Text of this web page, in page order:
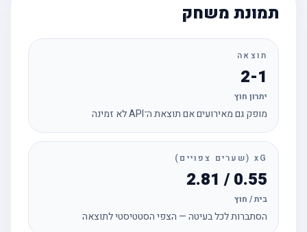
תמונת משחק
תוצאה
2-1
יתרון חוץ
מופק גם מאירועים אם תוצאת ה־API לא זמינה
xG (שערים צפויים)
0.55 / 2.81
בית / חוץ
הסתברות לכל בעיטה — הצפי הסטטיסטי לתוצאה